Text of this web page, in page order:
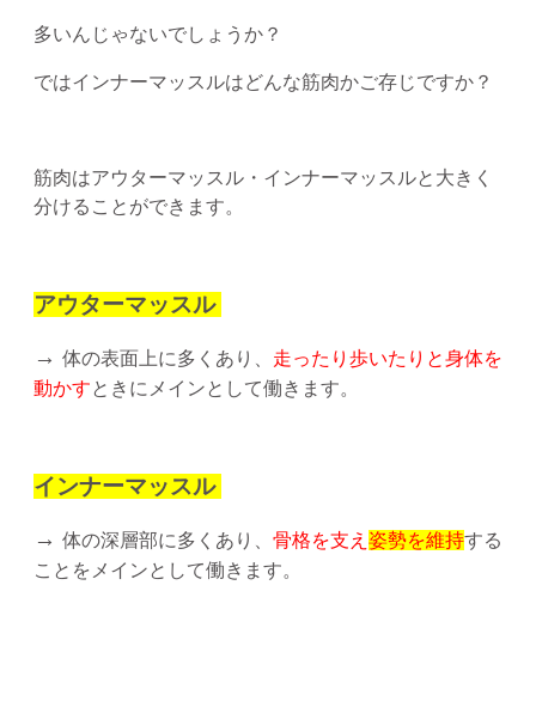
多いんじゃないでしょうか？
ではインナーマッスルはどんな筋肉かご存じですか？
筋肉はアウターマッスル・インナーマッスルと大きく
分けることができます。
アウターマッスル
→ 体の表面上に多くあり、 走ったり歩いたりと身体を
動かすときにメインとして働きます。
インナーマッスル
→ 体の深層部に多くあり、 骨格を支え 姿勢を維持する
ことをメインとして働きます。